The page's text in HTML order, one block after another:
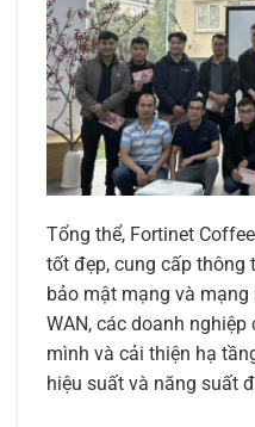
Tổng thể, Fortinet
tốt đẹp, cung cấp thông
bảo mật mạng và mạng
WAN, các doanh
mình và cải thiện hạ
hiệu suất và năng suất